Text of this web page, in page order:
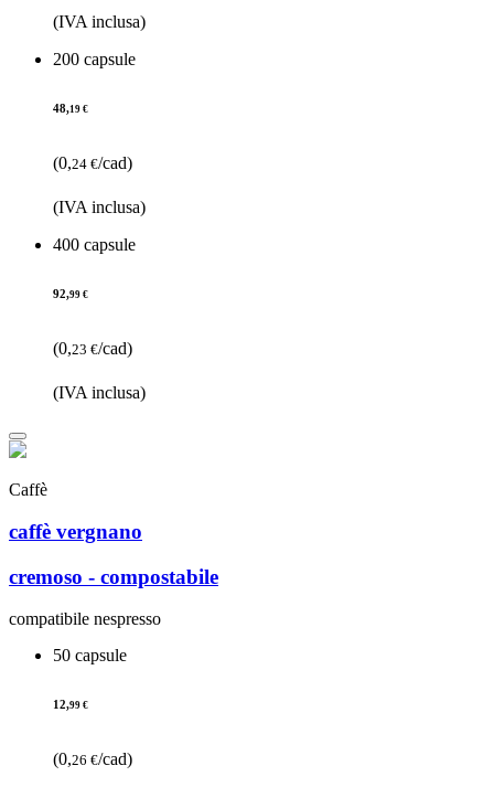
(IVA inclusa)
200 capsule
48,19 €
(0,24 €/cad)
(IVA inclusa)
400 capsule
92,99 €
(0,23 €/cad)
(IVA inclusa)
Caffè
caffè vergnano
cremoso - compostabile
compatibile nespresso
50 capsule
12,99 €
(0,26 €/cad)